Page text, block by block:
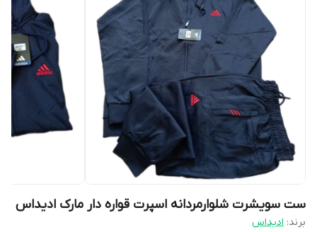
ست سویشرت شلوارمردانه اسپرت قواره دار مارک ادیداس
برند: ادیداس